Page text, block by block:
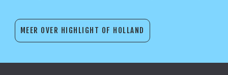
MEER OVER HIGHLIGHT OF HOLLAND